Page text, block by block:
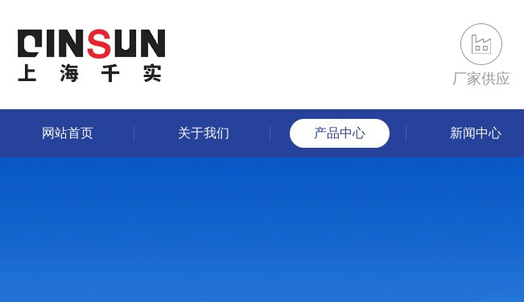
厂家供应
网站首页 关于我们 产品中心 新闻中心